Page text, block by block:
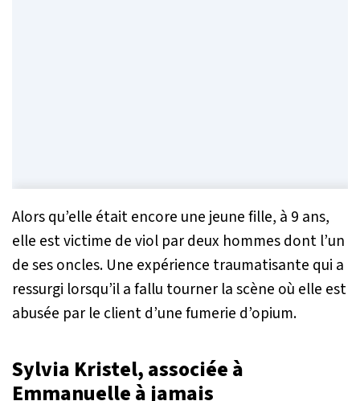
Alors qu’elle était encore une jeune fille, à 9 ans,
elle est victime de viol par deux hommes dont l’un
de ses oncles. Une expérience traumatisante qui a
ressurgi lorsqu’il a fallu tourner la scène où elle est
abusée par le client d’une fumerie d’opium.
Sylvia Kristel, associée à
Emmanuelle à jamais